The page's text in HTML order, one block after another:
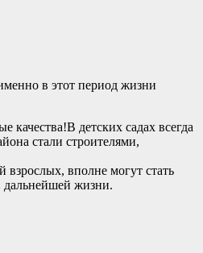
в этот период жизни
качества!В детских садах всегда
стали строителями,
вполне могут стать
дальнейшей жизни.